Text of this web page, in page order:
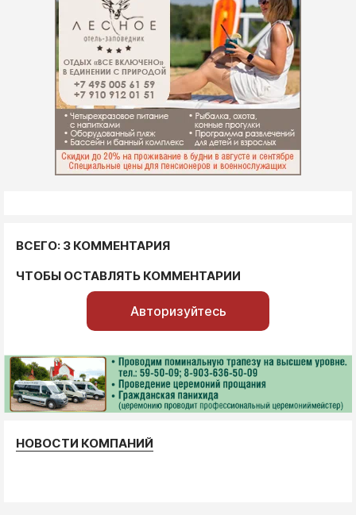
ВСЕГО: 3 КОММЕНТАРИЯ
ЧТОБЫ ОСТАВЛЯТЬ КОММЕНТАРИИ
Авторизуйтесь
НОВОСТИ КОМПАНИЙ